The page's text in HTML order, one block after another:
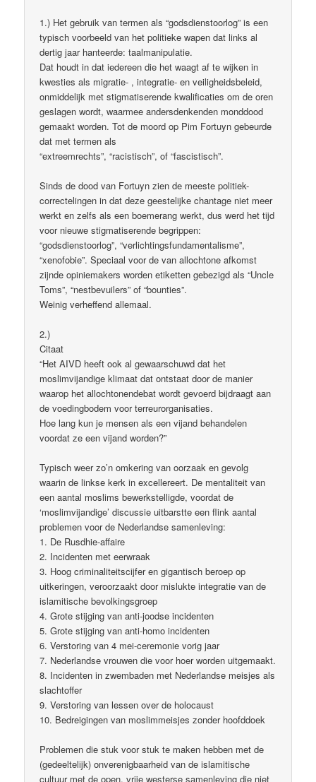
1.) Het gebruik van termen als “godsdienstoorlog” is een
typisch voorbeeld van het politieke wapen dat links al
dertig jaar hanteerde: taalmanipulatie.
Dat houdt in dat iedereen die het waagt af te wijken in
kwesties als migratie- , integratie- en veiligheidsbeleid,
onmiddelijk met stigmatiserende kwalificaties om de oren
geslagen wordt, waarmee andersdenkenden monddood
gemaakt worden. Tot de moord op Pim Fortuyn gebeurde
dat met termen als
“extreemrechts”, “racistisch”, of “fascistisch”.
Sinds de dood van Fortuyn zien de meeste politiek-
correctelingen in dat deze geestelijke chantage niet meer
werkt en zelfs als een boemerang werkt, dus werd het tijd
voor nieuwe stigmatiserende begrippen:
“godsdienstoorlog”, “verlichtingsfundamentalisme”,
“xenofobie”. Speciaal voor de van allochtone afkomst
zijnde opiniemakers worden etiketten gebezigd als “Uncle
Toms”, “nestbevuilers” of “bounties”.
Weinig verheffend allemaal.
2.)
Citaat
“Het AIVD heeft ook al gewaarschuwd dat het
moslimvijandige klimaat dat ontstaat door de manier
waarop het allochtonendebat wordt gevoerd bijdraagt aan
de voedingbodem voor terreurorganisaties.
Hoe lang kun je mensen als een vijand behandelen
voordat ze een vijand worden?”
Typisch weer zo’n omkering van oorzaak en gevolg
waarin de linkse kerk in excellereert. De mentaliteit van
een aantal moslims bewerkstelligde, voordat de
‘moslimvijandige’ discussie uitbarstte een flink aantal
problemen voor de Nederlandse samenleving:
1. De Rusdhie-affaire
2. Incidenten met eerwraak
3. Hoog criminaliteitscijfer en gigantisch beroep op
uitkeringen, veroorzaakt door mislukte integratie van de
islamitische bevolkingsgroep
4. Grote stijging van anti-joodse incidenten
5. Grote stijging van anti-homo incidenten
6. Verstoring van 4 mei-ceremonie vorig jaar
7. Nederlandse vrouwen die voor hoer worden uitgemaakt.
8. Incidenten in zwembaden met Nederlandse meisjes als
slachtoffer
9. Verstoring van lessen over de holocaust
10. Bedreigingen van moslimmeisjes zonder hoofddoek
Problemen die stuk voor stuk te maken hebben met de
(gedeeltelijk) onverenigbaarheid van de islamitische
cultuur met de open, vrije westerse samenleving die niet